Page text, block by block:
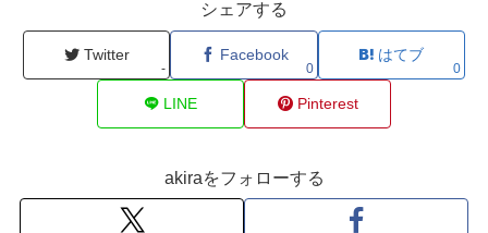
シェアする
Twitter
-
Facebook
0
はてブ
0
LINE Pinterest
akiraをフォローする